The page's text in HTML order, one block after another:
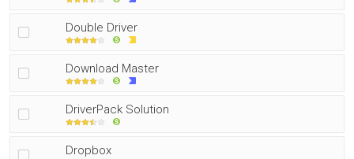
Double Driver
Download Master
DriverPack Solution
Dropbox